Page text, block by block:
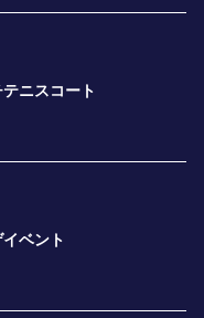
テニスコート
ベント